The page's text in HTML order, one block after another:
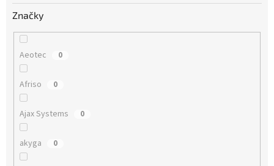
Značky
Aeotec 0
Afriso 0
Ajax Systems 0
akyga 0